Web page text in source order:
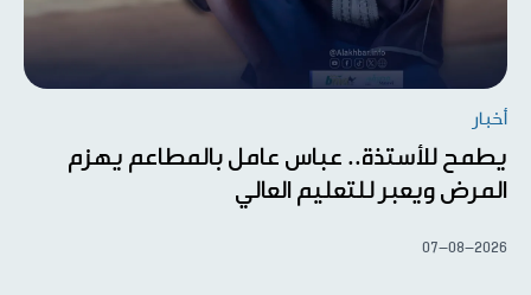
أخبار
يطمح للأستذة.. عباس عامل بالمطاعم يهزم
المرض ويعبر للتعليم العالي
07-08-2026